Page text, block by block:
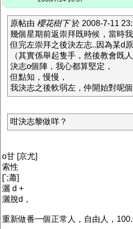
原帖由 櫻花樹下於 2008-7-11
幾個星期前返崇拜既時候，當時
但完左崇拜之後決左志..因為某d
（其實係舉起隻手，然後教會既
決志o個陣，我心都算堅定，
但點知，慢慢，
我決志之後軟弱左，仲開始對呢
咁決志黎做咩？
o甘 [京尤]
索性
[`;蕭]
灑 d +
灑脫d，
重新做番一個正常人，自由人，